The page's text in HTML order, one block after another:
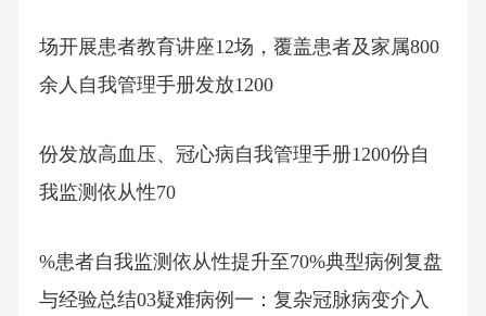
场开展患者教育讲座12场，覆盖患者及家属800
余人自我管理手册发放1200
份发放高血压、冠心病自我管理手册1200份自
我监测依从性70
%患者自我监测依从性提升至70%典型病例复盘
与经验总结03疑难病例一：复杂冠脉病变介入